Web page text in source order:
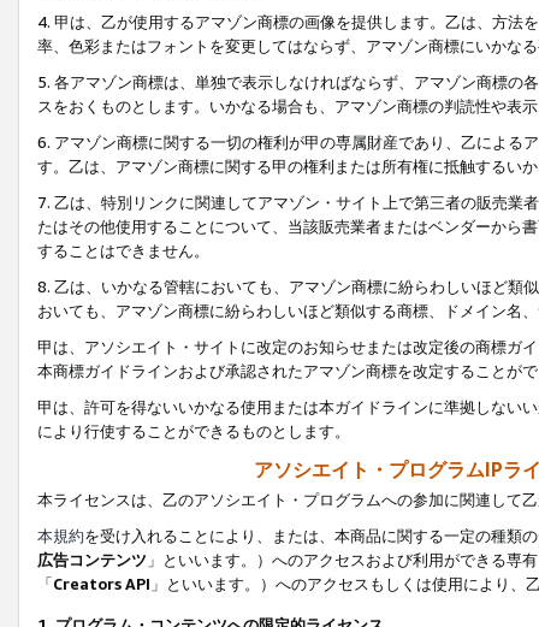
4. 甲は、乙が使用するアマゾン商標の画像を提供します。乙は、方
率、色彩またはフォントを変更してはならず、アマゾン商標にいかな
5. 各アマゾン商標は、単独で表示しなければならず、アマゾン商標
スをおくものとします。いかなる場合も、アマゾン商標の判読性や表
6. アマゾン商標に関する一切の権利が甲の専属財産であり、乙による
す。乙は、アマゾン商標に関する甲の権利または所有権に抵触するい
7. 乙は、特別リンクに関連してアマゾン・サイト上で第三者の販売
たはその他使用することについて、当該販売業者またはベンダーから
することはできません。
8. 乙は、いかなる管轄においても、アマゾン商標に紛らわしいほど類
おいても、アマゾン商標に紛らわしいほど類似する商標、ドメイン名
甲は、アソシエイト・サイトに改定のお知らせまたは改定後の商標ガ
本商標ガイドラインおよび承認されたアマゾン商標を改定することが
甲は、許可を得ないいかなる使用または本ガイドラインに準拠しない
により行使することができるものとします。
アソシエイト・プログラムIPラ
本ライセンスは、乙のアソシエイト・プログラムへの参加に関連して
本規約を受け入れることにより、または、本商品に関する一定の種類
広告コンテンツ 」といいます。）へのアクセスおよび利用ができる専
「Creators API 」といいます。）へのアクセスもしくは使用により